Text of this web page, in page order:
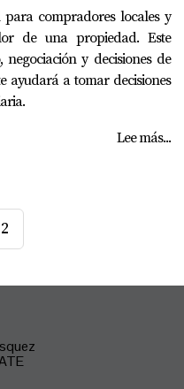
compradores locales y
de una propiedad. Este
y decisiones de
ayudará a tomar decisiones
Lee más...
2